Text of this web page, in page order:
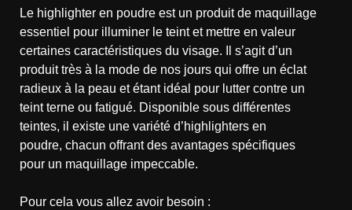
Le highlighter en poudre est un produit de maquillage
essentiel pour illuminer le teint et mettre en valeur
certaines caractéristiques du visage. Il s’agit d’un
produit très à la mode de nos jours qui offre un éclat
radieux à la peau et étant idéal pour lutter contre un
teint terne ou fatigué. Disponible sous différentes
teintes, il existe une variété d’highlighters en
poudre, chacun offrant des avantages spécifiques
pour un maquillage impeccable.
Pour cela vous allez avoir besoin :